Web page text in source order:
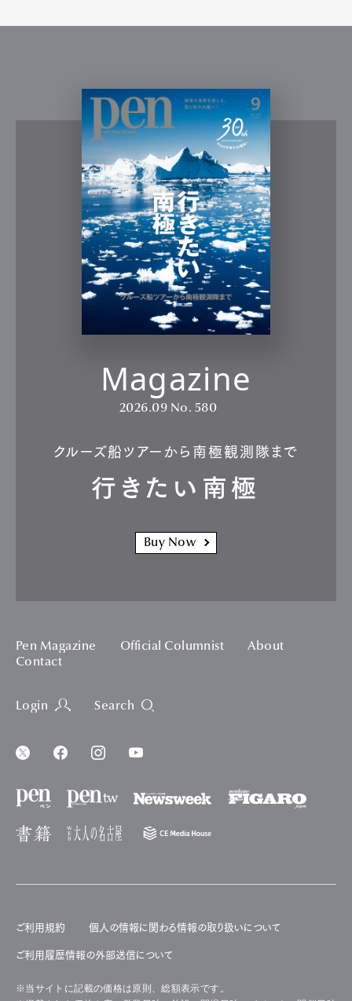
Magazine
2026.09 No. 580
クルーズ船ツアーから南極観測隊まで
行きたい南極
Buy Now
Pen Magazine Official Columnist
About
Contact
Login Search
ご利用規約 個人の情報に関わる情報の取り扱いについて
ご利用履歴情報の外部送信について
※当サイトに記載の価格は原則、総額表示です。